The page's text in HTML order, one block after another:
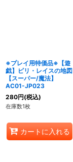
※プレイ用特価品※【遊
戯】ピリ・レイスの地図
【スーパー/魔法】
AC01-JP023
280円(税込)
在庫数1枚
カートに入れる